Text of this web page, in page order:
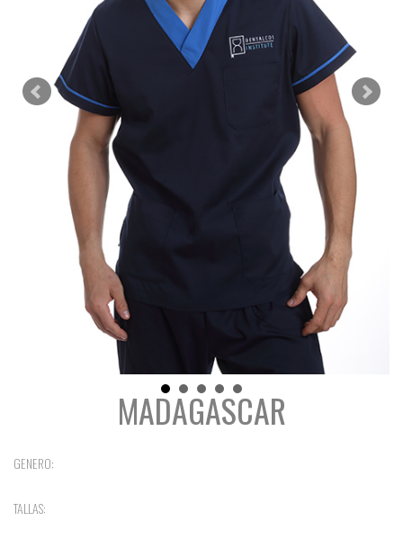
MADAGASCAR
GENERO:
TALLAS: